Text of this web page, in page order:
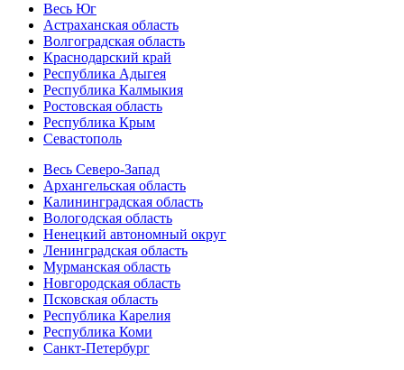
Весь Юг
Астраханская область
Волгоградская область
Краснодарский край
Республика Адыгея
Республика Калмыкия
Ростовская область
Республика Крым
Севастополь
Весь Северо-Запад
Архангельская область
Калининградская область
Вологодская область
Ненецкий автономный округ
Ленинградская область
Мурманская область
Новгородская область
Псковская область
Республика Карелия
Республика Коми
Санкт-Петербург